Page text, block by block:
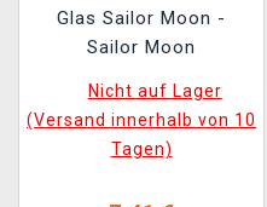
Glas Sailor Moon -
Sailor Moon
Nicht auf Lager
(Versand innerhalb von 10
Tagen)